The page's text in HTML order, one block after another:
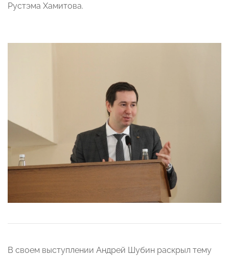
Рустэма Хамитова.
В своем выступлении Андрей Шубин раскрыл тему